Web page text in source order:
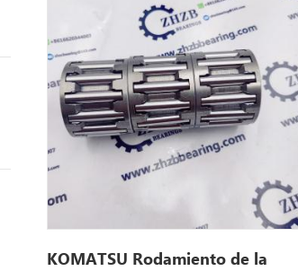
ordenador personal 350-8 , PC 300-8 , PC
270-8 , PC290-10, PC360-10, PC350-8MO,
PC200-6, PC210-6
KOMATSU Rodamiento de la